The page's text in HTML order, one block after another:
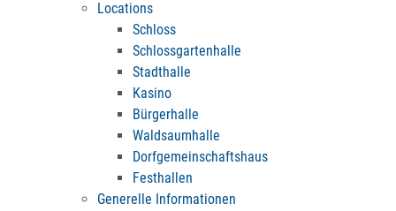
Locations
Schloss
Schlossgartenhalle
Stadthalle
Kasino
Bürgerhalle
Waldsaumhalle
Dorfgemeinschaftshaus
Festhallen
Generelle Informationen